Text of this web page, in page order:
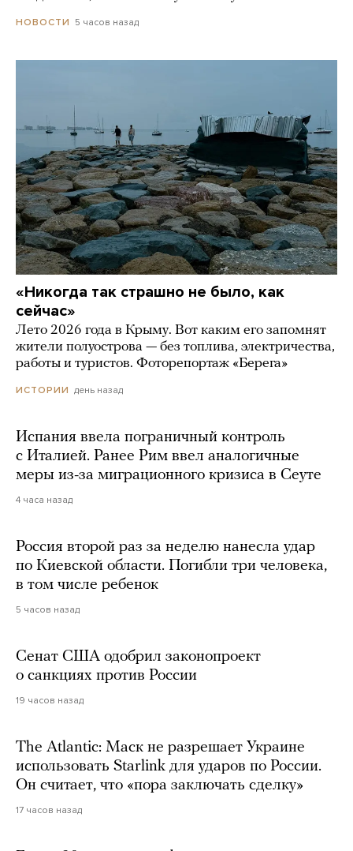
НОВОСТИ 5 часов назад
«Никогда так страшно не было, как
сейчас»
Лето 2026 года в Крыму. Вот каким его запомнят
жители полуострова — без топлива, электричества,
работы и туристов. Фоторепортаж «Берега»
ИСТОРИИ день назад
Испания ввела пограничный контроль
с Италией. Ранее Рим ввел аналогичные
меры из-за миграционного кризиса в Сеуте
4 часа назад
Россия второй раз за неделю нанесла удар
по Киевской области. Погибли три человека,
в том числе ребенок
5 часов назад
Сенат США одобрил законопроект
о санкциях против России
19 часов назад
The Atlantic: Маск не разрешает Украине
использовать Starlink для ударов по России.
Он считает, что «пора заключать сделку»
17 часов назад